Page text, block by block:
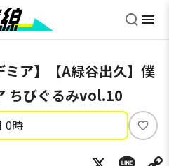
ミア】【A緑谷出久】僕
ちびぐるみvol.10
0時
い